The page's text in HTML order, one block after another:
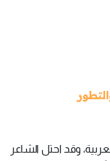
وقد احتل الشاعر